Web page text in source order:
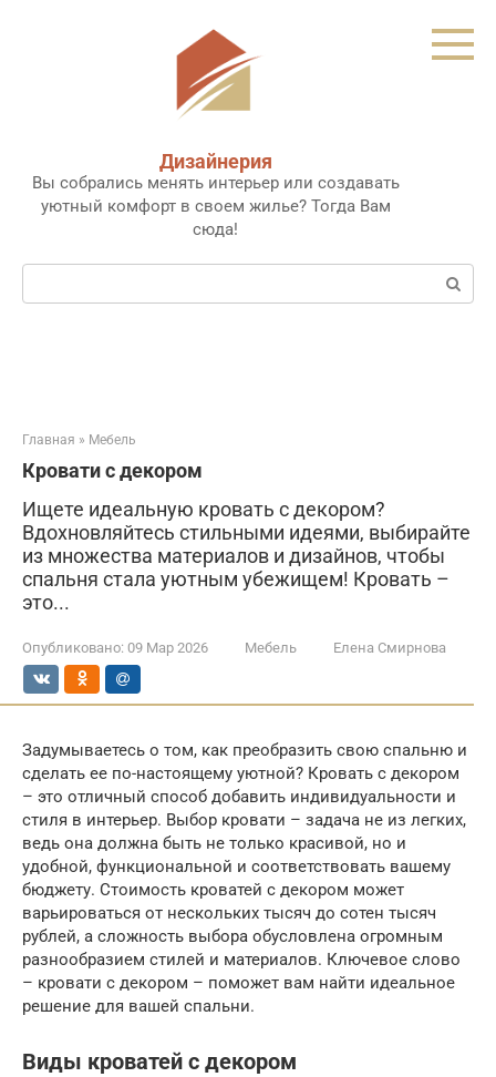
Дизайнерия
Вы собрались менять интерьер или создавать
уютный комфорт в своем жилье? Тогда Вам
сюда!
Поиск:
Главная » Мебель
Кровати с декором
Ищете идеальную кровать с декором?
Вдохновляйтесь стильными идеями, выбирайте
из множества материалов и дизайнов, чтобы
спальня стала уютным убежищем! Кровать –
это...
Опубликовано: 09 Мар 2026 Мебель Елена Смирнова
Задумываетесь о том, как преобразить свою спальню и
сделать ее по-настоящему уютной? Кровать с декором
– это отличный способ добавить индивидуальности и
стиля в интерьер. Выбор кровати – задача не из легких,
ведь она должна быть не только красивой, но и
удобной, функциональной и соответствовать вашему
бюджету. Стоимость кроватей с декором может
варьироваться от нескольких тысяч до сотен тысяч
рублей, а сложность выбора обусловлена огромным
разнообразием стилей и материалов. Ключевое слово
– кровати с декором – поможет вам найти идеальное
решение для вашей спальни.
Виды кроватей с декором